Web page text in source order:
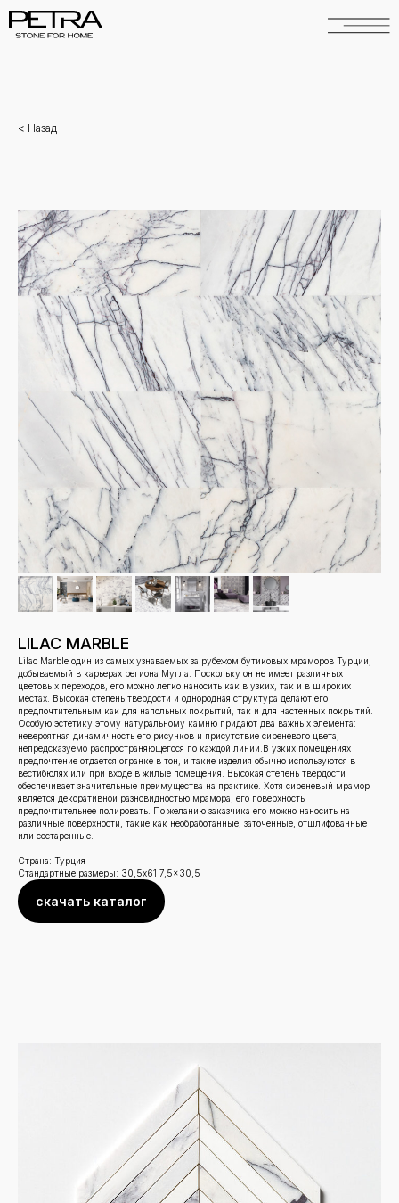
< Назад
LILAC MARBLE
Lilac Marble один из самых узнаваемых за рубежом бутиковых мраморов Турции,
добываемый в карьерах региона Мугла. Поскольку он не имеет различных
цветовых переходов, его можно легко наносить как в узких, так и в широких
местах. Высокая степень твердости и однородная структура делают его
предпочтительным как для напольных покрытий, так и для настенных покрытий.
Особую эстетику этому натуральному камню придают два важных элемента:
невероятная динамичность его рисунков и присутствие сиреневого цвета,
непредсказуемо распространяющегося по каждой линии.В узких помещениях
предпочтение отдается огранке в тон, и такие изделия обычно используются в
вестибюлях или при входе в жилые помещения. Высокая степень твердости
обеспечивает значительные преимущества на практике. Хотя сиреневый мрамор
является декоративной разновидностью мрамора, его поверхность
предпочтительнее полировать. По желанию заказчика его можно наносить на
различные поверхности, такие как необработанные, заточенные, отшлифованные
или состаренные.
Страна: Турция
Стандартные размеры: 30,5x61 7,5x30,5
скачать каталог